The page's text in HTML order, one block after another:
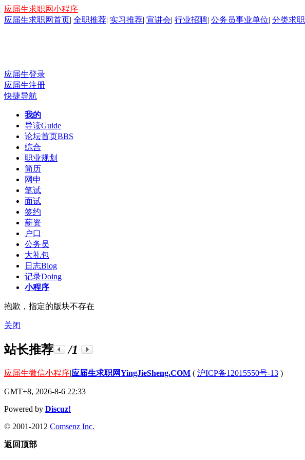
应届生求职网小程序
应届生求职网首页| 全职推荐| 实习推荐| 宣讲会| 行业招聘| 公务员事业单位| 分类求职
应届生登录
应届生注册
快捷导航
我的
导读Guide
论坛首页BBS
综合
职业规划
简历
网申
笔试
面试
签约
薪资
户口
公务员
大礼包
日志Blog
记录Doing
小程序
抱歉，指定的版块不存在
关闭
站长推荐 /1
应届生微信小程序|应届生求职网YingJieSheng.COM ( 沪ICP备12015550号-13 )
GMT+8, 2026-8-6 22:33
Powered by Discuz!
© 2001-2012 Comsenz Inc.
返回顶部